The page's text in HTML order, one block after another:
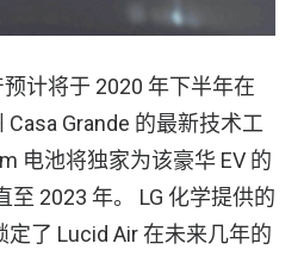
计将于 2020 年下半年在
Grande 的最新技术工
电池将独家为该豪华 EV 的
2023 年。 LG 化学提供的
定了 Lucid Air 在未来几年的